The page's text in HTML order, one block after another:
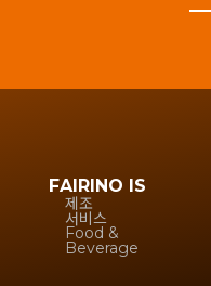
FAIRINO IS
제조
서비스
Food &
Beverage